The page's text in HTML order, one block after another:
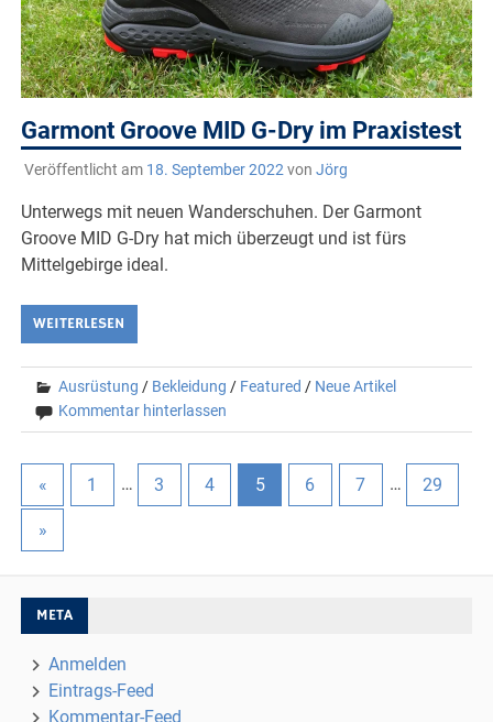
Garmont Groove MID G-Dry im Praxistest
Veröffentlicht am 18. September 2022 von Jörg
Unterwegs mit neuen Wanderschuhen. Der Garmont
Groove MID G-Dry hat mich überzeugt und ist fürs
Mittelgebirge ideal.
WEITERLESEN
Ausrüstung / Bekleidung / Featured / Neue Artikel
Kommentar hinterlassen
« 1 … 3 4 5 6 7 … 29
»
META
Anmelden
Eintrags-Feed
Kommentar-Feed